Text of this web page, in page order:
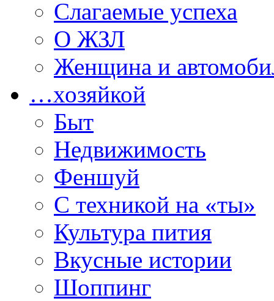
Слагаемые успеха
О ЖЗЛ
Женщина и
…хозяйкой
Быт
Недвижимость
Феншуй
С техникой на «ты»
Культура пития
Вкусные истории
Шоппинг